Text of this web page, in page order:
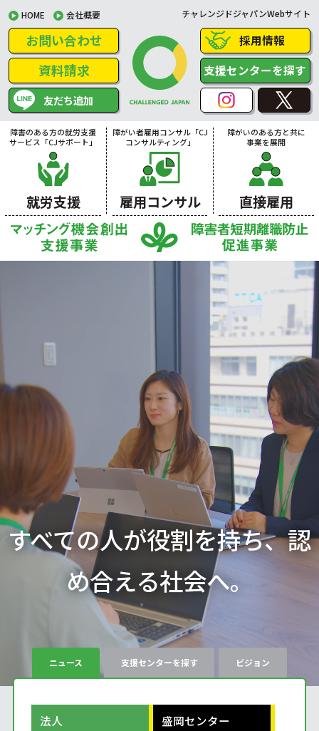
HOME 会社概要 チャレンジドジャパンWebサイト
お問い合わせ
資料請求
友だち追加
採用情報
支援センターを探す
障害のある方の就労支援
サービス「CJサポート」
就労支援
障がい者雇用コンサル「CJ
コンサルティング」
雇用コンサル
障がいのある方と共に
事業を展開
直接雇用
すべての人が役割を持ち、認
め合える社会へ。
ニュース 支援センターを探す ビジョン
法人
盛岡センター